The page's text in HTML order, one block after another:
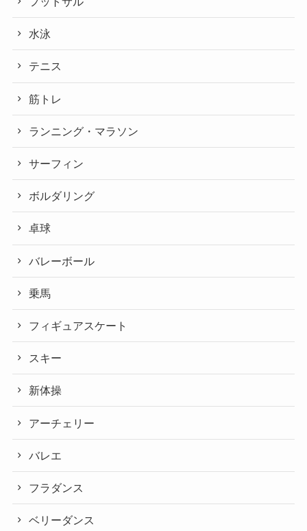
水泳
テニス
筋トレ
ランニング・マラソン
サーフィン
ボルダリング
卓球
バレーボール
乗馬
フィギュアスケート
スキー
新体操
アーチェリー
バレエ
フラダンス
ベリーダンス